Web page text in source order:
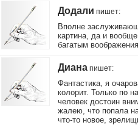
Додали пишет:
Вполне
картина, да и
багатым
Диана пишет:
Фантастика, я
колорит. Только по
человек достоин
жалею, что попала
что-то новое,